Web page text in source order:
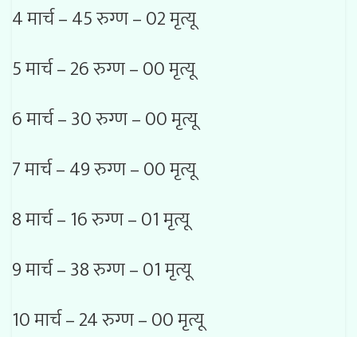
4 मार्च – 45 रुग्ण – 02 मृत्यू
5 मार्च – 26 रुग्ण – 00 मृत्यू
6 मार्च – 30 रुग्ण – 00 मृत्यू
7 मार्च – 49 रुग्ण – 00 मृत्यू
8 मार्च – 16 रुग्ण – 01 मृत्यू
9 मार्च – 38 रुग्ण – 01 मृत्यू
10 मार्च – 24 रुग्ण – 00 मृत्यू